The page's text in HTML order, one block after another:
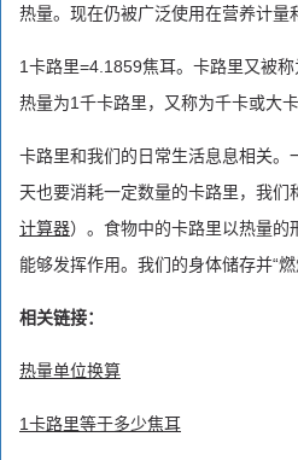
热量。现在仍被广泛使用在营养计量
1卡路里=4.1859焦耳。卡路里又被
热量为1千卡路里，又称为千卡或大卡
卡路里和我们的日常生活息息相关。
天也要消耗一定数量的卡路里，我们
计算器）。食物中的卡路里以热量
能够发挥作用。我们的身体储存并“燃
相关链接：
热量单位换算
1卡路里等于多少焦耳